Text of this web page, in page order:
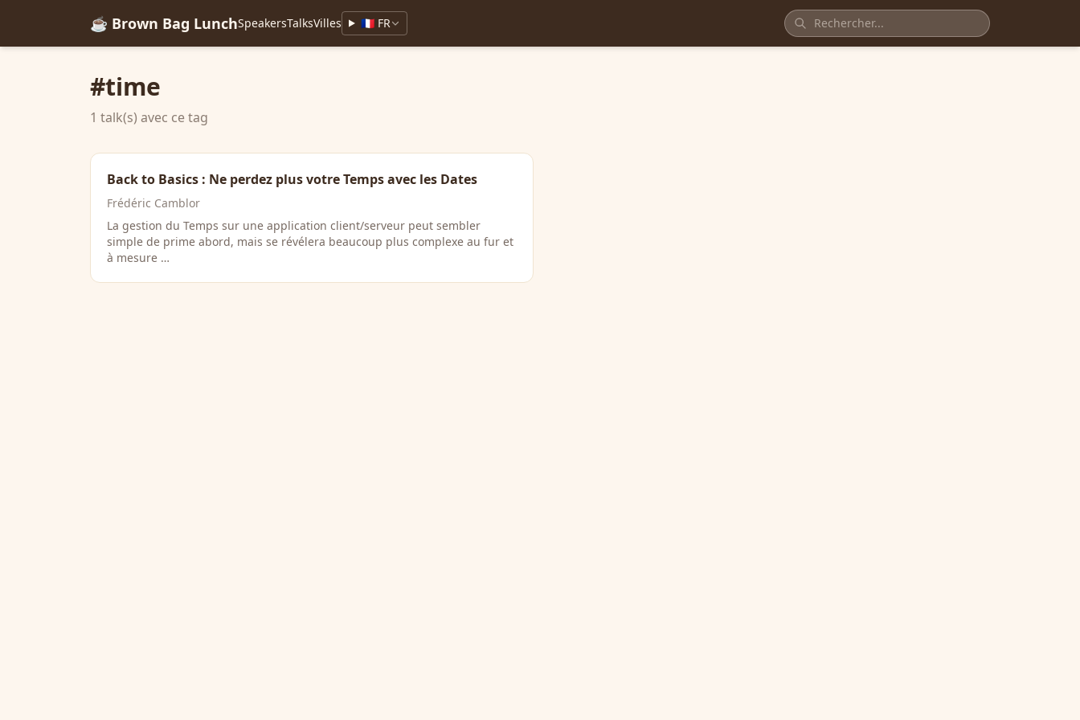
☕ Brown Bag LunchSpeakersTalksVilles 🇫🇷 FR
#time
1 talk(s) avec ce tag
Back to Basics : Ne perdez plus votre Temps avec les Dates
Frédéric Camblor
La gestion du Temps sur une application client/serveur peut sembler
simple de prime abord, mais se révélera beaucoup plus complexe au fur et
à mesure …